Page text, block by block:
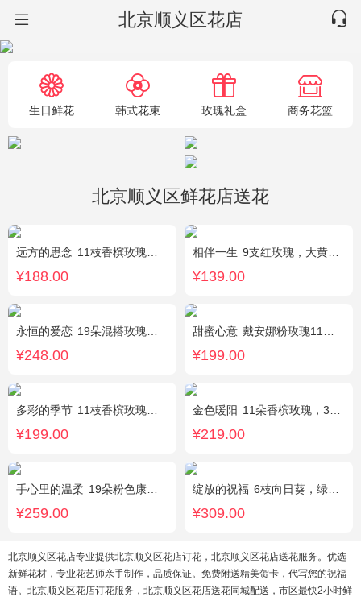
北京顺义区花店
生日鲜花 韩式花束 玫瑰礼盒 商务花篮
北京顺义区鲜花店送花
远方的思念 11枝香槟玫瑰单独包装，绿叶丰满。
¥188.00
相伴一生 9支红玫瑰，大黄莺.满天星搭配。
¥139.00
永恒的爱恋 19朵混搭玫瑰（粉色、香槟色、白色），2个小熊，黄莺、满天星点缀
¥248.00
甜蜜心意 戴安娜粉玫瑰11枝，浅紫勿忘我、尤加利搭配
¥199.00
多彩的季节 11枝香槟玫瑰，2枝多头白百合，栀子叶搭配
¥199.00
金色暖阳 11朵香槟玫瑰，3朵向日葵，桔梗、满天星混搭
¥219.00
手心里的温柔 19朵粉色康乃馨，5朵粉玫瑰，绿叶搭配
¥259.00
绽放的祝福 6枝向日葵，绿色桔梗、尤加利搭配
¥309.00
北京顺义区花店专业提供北京顺义区花店订花，北京顺义区花店送花服务。优选
新鲜花材，专业花艺师亲手制作，品质保证。免费附送精美贺卡，代写您的祝福
语。北京顺义区花店订花服务，北京顺义区花店送花同城配送，市区最快2小时鲜